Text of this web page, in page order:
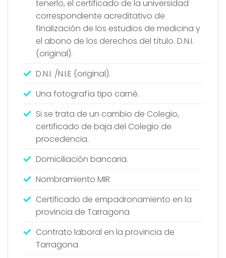
tenerlo, el certificado de la universidad
correspondiente acreditativo de
finalización de los estudios de medicina y
el abono de los derechos del título. D.N.I.
(original).
D.N.I. /N.I.E (original).
Una fotografía tipo carné.
Si se trata de un cambio de Colegio,
certificado de baja del Colegio de
procedencia.
Domiciliación bancaria.
Nombramiento MIR
Certificado de empadronamiento en la
provincia de Tarragona
Contrato laboral en la provincia de
Tarragona